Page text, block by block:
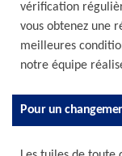
vérification
vous obtenez une
meilleures
notre équipe
Pour un